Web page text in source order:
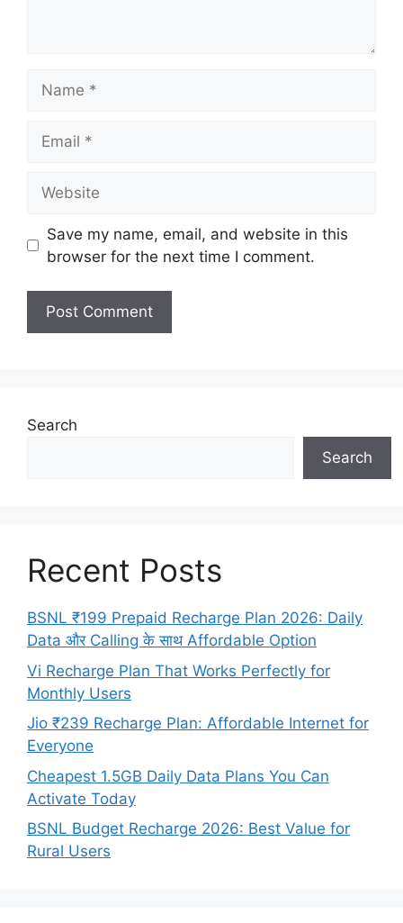
Save my name, email, and website in this
browser for the next time I comment.
Search
Search
Recent Posts
BSNL ₹199 Prepaid Recharge Plan 2026: Daily
Data और Calling के साथ Affordable Option
Vi Recharge Plan That Works Perfectly for
Monthly Users
Jio ₹239 Recharge Plan: Affordable Internet for
Everyone
Cheapest 1.5GB Daily Data Plans You Can
Activate Today
BSNL Budget Recharge 2026: Best Value for
Rural Users